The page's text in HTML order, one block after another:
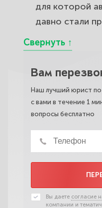
для которой
давно стали
Вам
Наш лучший юрист
с вами в течение 1
вопросы бесплатно
Вы даете согласие
компании и